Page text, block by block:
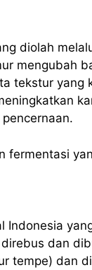
diolah
mengubah
tekstur yang
fermentasi
Indonesia
dan
tempe) dan